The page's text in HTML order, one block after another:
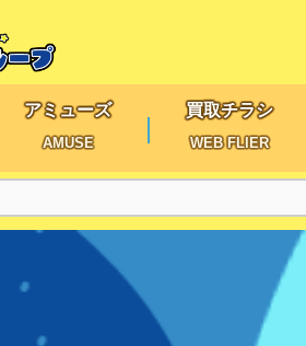
アミューズ
AMUSE
買取チラシ
WEB FLIER